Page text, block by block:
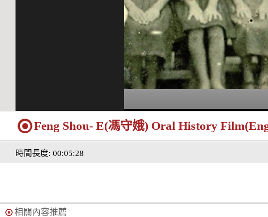
Feng Shou- E(馮守娥) Oral History
時間長度: 00:05:28
相關內容推薦